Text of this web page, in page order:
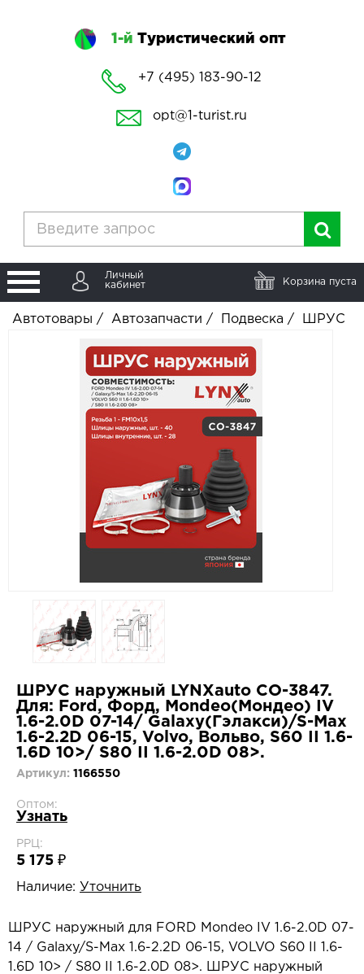
1-й Туристический опт
+7 (495) 183-90-12
opt@1-turist.ru
Личный
кабинет
Корзина пуста
Автотовары / Автозапчасти / Подвеска / ШРУС
ШРУС наружный LYNXauto CO-3847.
Для: Ford, Форд, Mondeo(Мондео) IV
1.6-2.0D 07-14/ Galaxy(Гэлакси)/S-Max
1.6-2.2D 06-15, Volvo, Вольво, S60 II 1.6-
1.6D 10>/ S80 II 1.6-2.0D 08>.
Артикул: 1166550
Оптом:
Узнать
РРЦ:
5 175 ₽
Наличие: Уточнить
ШРУС наружный для FORD Mondeo IV 1.6-2.0D 07-
14 / Galaxy/S-Max 1.6-2.2D 06-15, VOLVO S60 II 1.6-
1.6D 10> / S80 II 1.6-2.0D 08>. ШРУС наружный